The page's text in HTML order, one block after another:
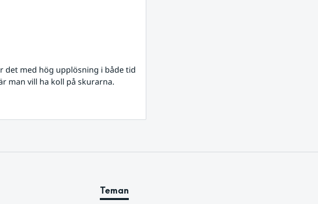
det med hög upplösning i både tid
man vill ha koll på skurarna.
Teman